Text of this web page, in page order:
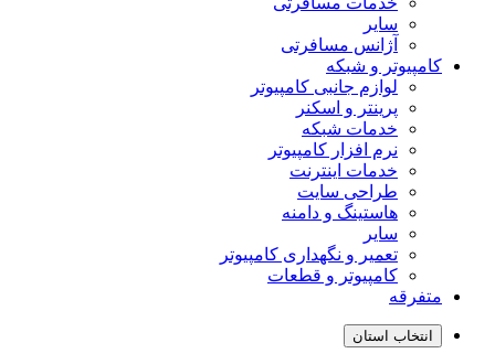
سایر
آژانس مسافرتی
کامپیوتر و شبکه
لوازم جانبی کامپیوتر
پرینتر و اسکنر
خدمات شبکه
نرم افزار کامپیوتر
خدمات اینترنت
طراحی سایت
هاستینگ و دامنه
سایر
تعمیر و نگهداری کامپیوتر
کامپیوتر و قطعات
متفرقه
انتخاب استان